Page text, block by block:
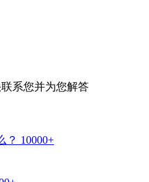
系您并为您解答
？ 10000+